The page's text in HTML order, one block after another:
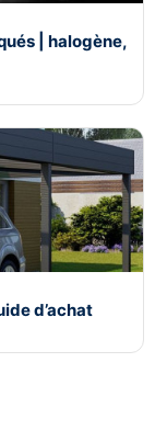
| halogène,
d’achat